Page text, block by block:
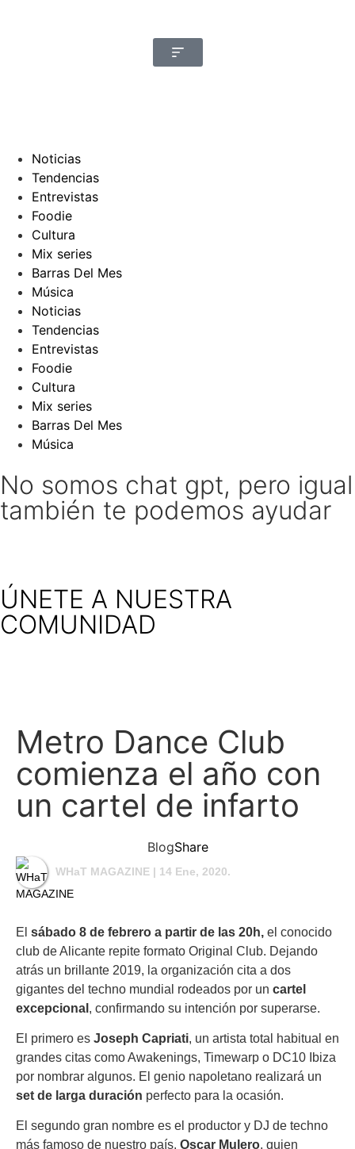
Noticias
Tendencias
Entrevistas
Foodie
Cultura
Mix series
Barras Del Mes
Música
Noticias
Tendencias
Entrevistas
Foodie
Cultura
Mix series
Barras Del Mes
Música
No somos chat gpt, pero igual
también te podemos ayudar
ÚNETE A NUESTRA
COMUNIDAD
Metro Dance Club
comienza el año con
un cartel de infarto
BlogShare
WHaT MAGAZINE | 14 Ene, 2020.
El sábado 8 de febrero a partir de las 20h, el conocido
club de Alicante repite formato Original Club. Dejando
atrás un brillante 2019, la organización cita a dos
gigantes del techno mundial rodeados por un cartel
excepcional , confirmando su intención por superarse.
El primero es Joseph Capriati, un artista total habitual en
grandes citas como Awakenings, Timewarp o DC10 Ibiza
por nombrar algunos. El genio napoletano realizará un
set de larga duración perfecto para la ocasión.
El segundo gran nombre es el productor y DJ de techno
más famoso de nuestro país, Oscar Mulero, quien